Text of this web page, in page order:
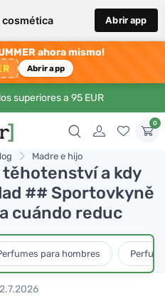
Abrir app
ahora mismo!
Abrir app
superiores a 95 EUR
0
Madre e hijo
a kdy
## Sportovkyně
cuándo reduc
para hombres
2.7.2026